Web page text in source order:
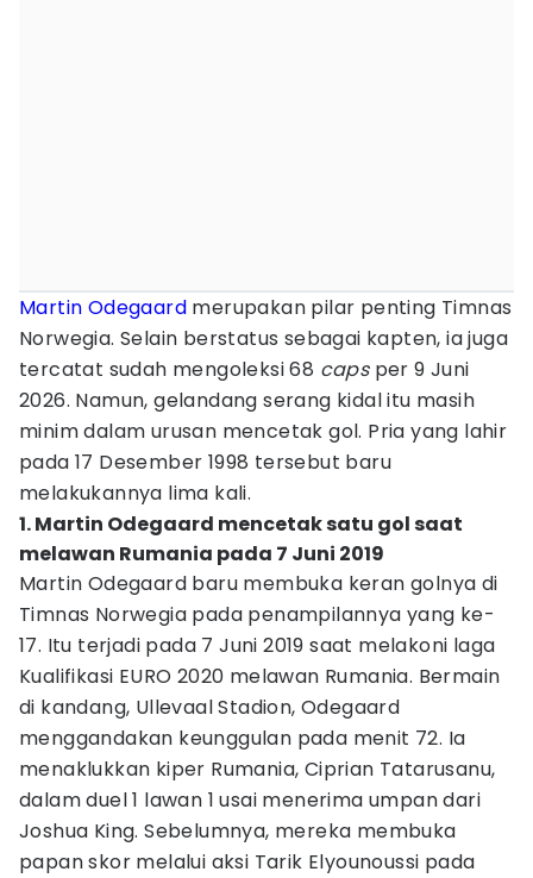
Martin Odegaard merupakan pilar penting Timnas
Norwegia. Selain berstatus sebagai kapten, ia juga
tercatat sudah mengoleksi 68 caps per 9 Juni
2026. Namun, gelandang serang kidal itu masih
minim dalam urusan mencetak gol. Pria yang lahir
pada 17 Desember 1998 tersebut baru
melakukannya lima kali.
1. Martin Odegaard mencetak satu gol saat
melawan Rumania pada 7 Juni 2019
Martin Odegaard baru membuka keran golnya di
Timnas Norwegia pada penampilannya yang ke-
17. Itu terjadi pada 7 Juni 2019 saat melakoni laga
Kualifikasi EURO 2020 melawan Rumania. Bermain
di kandang, Ullevaal Stadion, Odegaard
menggandakan keunggulan pada menit 72. Ia
menaklukkan kiper Rumania, Ciprian Tatarusanu,
dalam duel 1 lawan 1 usai menerima umpan dari
Joshua King. Sebelumnya, mereka membuka
papan skor melalui aksi Tarik Elyounoussi pada